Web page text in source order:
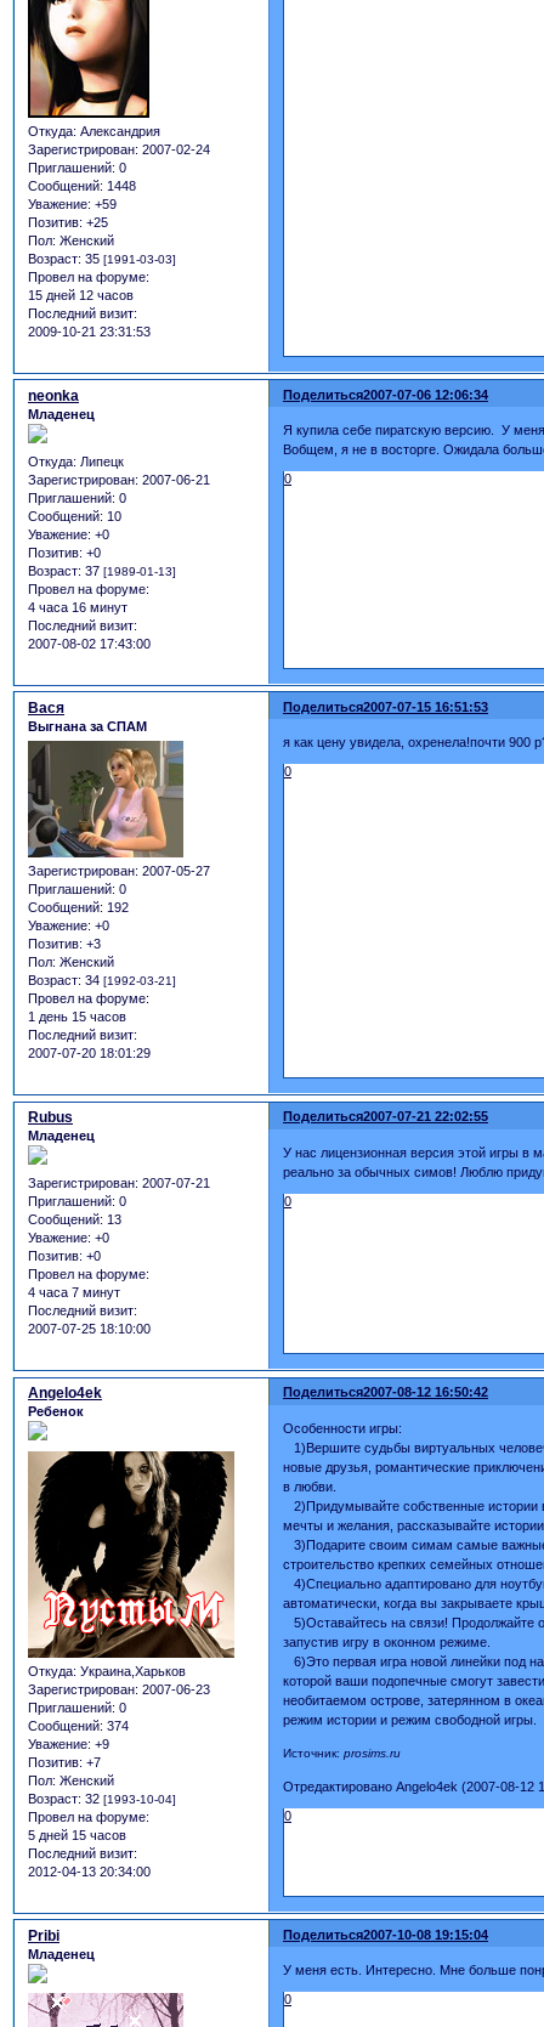
Откуда: Александрия
Зарегистрирован: 2007-02-24
Приглашений: 0
Сообщений: 1448
Уважение: +59
Позитив: +25
Пол: Женский
Возраст: 35 [1991-03-03]
Провел на форуме:
15 дней 12 часов
Последний визит:
2009-10-21 23:31:53
Поделиться2007-07-06 12:06:34
neonka
Младенец
Откуда: Липецк
Зарегистрирован: 2007-06-21
Приглашений: 0
Сообщений: 10
Уважение: +0
Позитив: +0
Возраст: 37 [1989-01-13]
Провел на форуме:
4 часа 16 минут
Последний визит:
2007-08-02 17:43:00
Я купила себе пиратскую версию. У
Вобщем, я не в восторге. Ожидала
0
Поделиться2007-07-15 16:51:53
Вася
Выгнана за СПАМ
Зарегистрирован: 2007-05-27
Приглашений: 0
Сообщений: 192
Уважение: +0
Позитив: +3
Пол: Женский
Возраст: 34 [1992-03-21]
Провел на форуме:
1 день 15 часов
Последний визит:
2007-07-20 18:01:29
я как цену увидела, охренела!почти 900
0
Поделиться2007-07-21 22:02:55
Rubus
Младенец
Зарегистрирован: 2007-07-21
Приглашений: 0
Сообщений: 13
Уважение: +0
Позитив: +0
Провел на форуме:
4 часа 7 минут
Последний визит:
2007-07-25 18:10:00
У нас лицензионная версия этой игры в
реально за обычных симов! Люблю
0
Поделиться2007-08-12 16:50:42
Angelo4ek
Ребенок
Откуда: Украина,Харьков
Зарегистрирован: 2007-06-23
Приглашений: 0
Сообщений: 374
Уважение: +9
Позитив: +7
Пол: Женский
Возраст: 32 [1993-10-04]
Провел на форуме:
5 дней 15 часов
Последний визит:
2012-04-13 20:34:00
Особенности игры:
1)Вершите судьбы виртуальных
новые друзья, романтические
в любви.
2)Придумывайте собственные истории
мечты и желания, рассказывайте
3)Подарите своим симам самые важные
строительство крепких семейных
4)Специально адаптировано для
автоматически, когда вы закрываете
5)Оставайтесь на связи! Продолжайте
запустив игру в оконном режиме.
6)Это первая игра новой линейки под
которой ваши подопечные смогут
необитаемом острове, затерянном в
режим истории и режим свободной игры.
Источник:prosims.ru
Отредактировано Angelo4ek (2007-08-12
0
Поделиться2007-10-08 19:15:04
Pribi
Младенец
У меня есть. Интересно. Мне больше
0